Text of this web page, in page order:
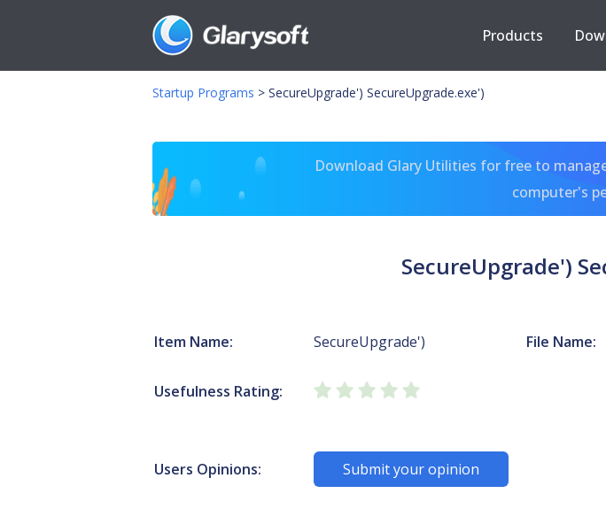
Products
Startup Programs > SecureUpgrade') SecureUpgrade.exe')
Download Glary Utilities for free to
computer's
SecureUpgrade')
Item Name: SecureUpgrade') File Name:
Usefulness Rating:
Users Opinions: Submit your opinion